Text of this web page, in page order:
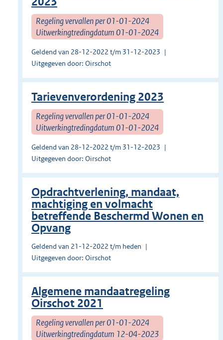
Regeling vervallen per 01-01-2024
Uitwerkingtredingdatum 01-01-2024
Geldend van 28-12-2022 t/m 31-12-2023
Uitgegeven door: Oirschot
Tarievenverordening 2023
Regeling vervallen per 01-01-2024
Uitwerkingtredingdatum 01-01-2024
Geldend van 28-12-2022 t/m 31-12-2023
Uitgegeven door: Oirschot
Opdrachtverlening, mandaat,
machtiging en volmacht
betreffende Beschermd Wonen en
Opvang
Geldend van 21-12-2022 t/m heden
Uitgegeven door: Oirschot
Algemene mandaatregeling
Oirschot 2021
Regeling vervallen per 01-01-2024
Uitwerkingtredingdatum 12-04-2023